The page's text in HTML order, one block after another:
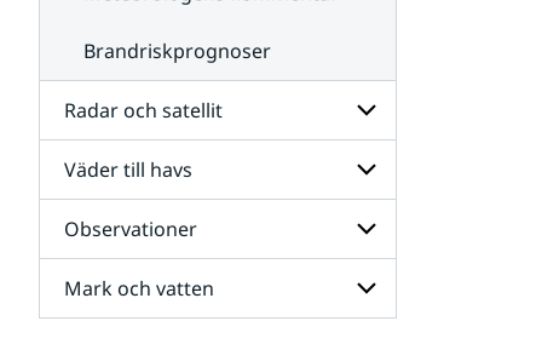
Brandriskprognoser
Radar och satellit
Undersidor
för
Radar
och
satellit
Väder till havs
Undersidor
för
Väder
till
havs
Observationer
Undersidor
för
Mark och vatten